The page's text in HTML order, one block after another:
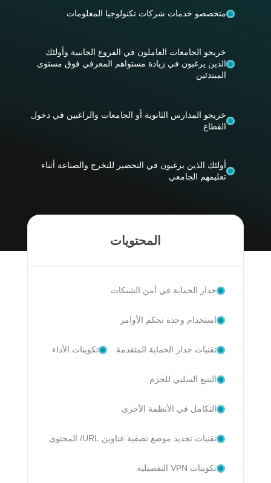
متخصصو خدمات شركات تكنولوجيا المعلومات
خريجو الجامعات العاملون في الفروع الجانبية وأولئك
الذين يرغبون في زيادة مستواهم المعرفي فوق مستوى
المبتدئين
خريجو المدارس الثانوية أو الجامعات والراغبين في دخول
القطاع
أولئك الذين يرغبون في التحضير للتخرج والصناعة أثناء
تعليمهم الجامعي
المحتويات
جدار الحماية في أمن الشبكات
استخدام وحدة تحكم الأوامر
تقنيات جدار الحماية المتقدمة تكوينات الأداء
التتبع السلبي للحزم
التكامل في الأنظمة الأخرى
تقنيات تحديد موضع تصفية عناوين URL/ المحتوى
تكوينات VPN التفصيلية